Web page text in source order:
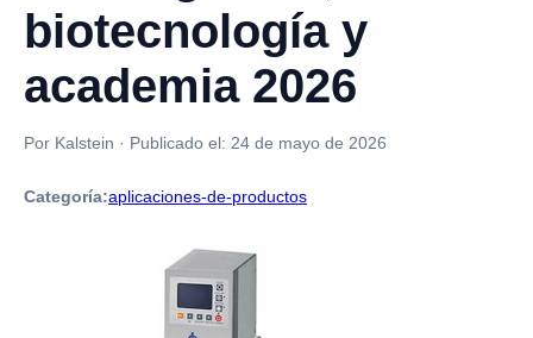
biotecnología y
academia 2026
Por Kalstein · Publicado el: 24 de mayo de 2026
Categoría:aplicaciones-de-productos